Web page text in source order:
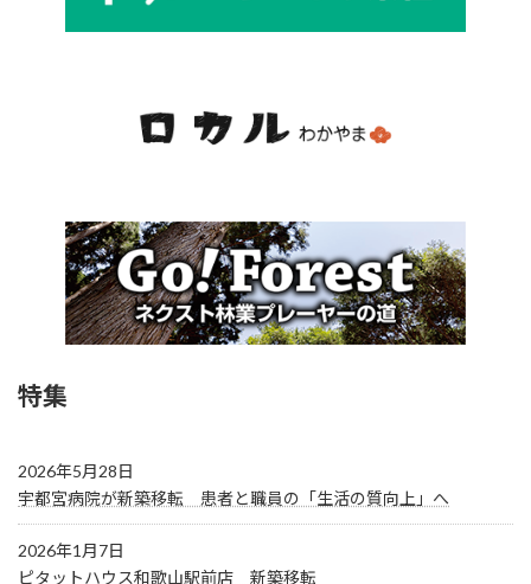
特集
2026年5月28日
宇都宮病院が新築移転 患者と職員の「生活の質向上」へ
2026年1月7日
ピタットハウス和歌山駅前店 新築移転